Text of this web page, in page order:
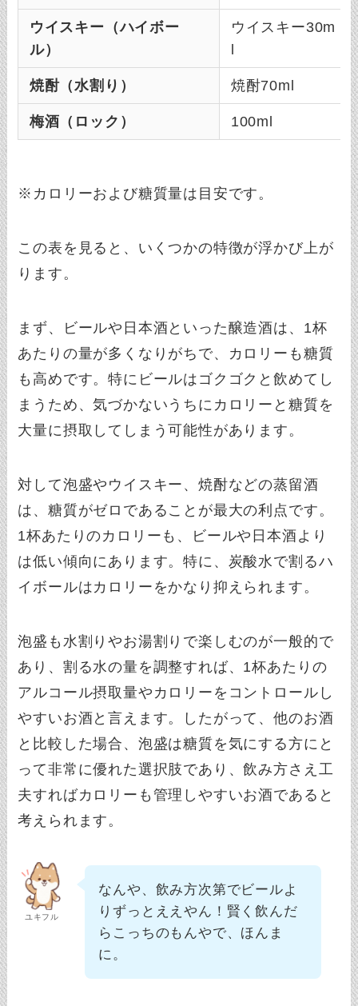
ウイスキー（ハイボー
ル）
ウイスキー30m
l
焼酎（水割り） 焼酎70ml
梅酒（ロック） 100ml
※カロリーおよび糖質量は目安です。
この表を見ると、いくつかの特徴が浮かび上が
ります。
まず、ビールや日本酒といった醸造酒は、1杯
あたりの量が多くなりがちで、カロリーも糖質
も高めです。特にビールはゴクゴクと飲めてし
まうため、気づかないうちにカロリーと糖質を
大量に摂取してしまう可能性があります。
対して泡盛やウイスキー、焼酎などの蒸留酒
は、糖質がゼロであることが最大の利点です。
1杯あたりのカロリーも、ビールや日本酒より
は低い傾向にあります。特に、炭酸水で割るハ
イボールはカロリーをかなり抑えられます。
泡盛も水割りやお湯割りで楽しむのが一般的で
あり、割る水の量を調整すれば、1杯あたりの
アルコール摂取量やカロリーをコントロールし
やすいお酒と言えます。したがって、他のお酒
と比較した場合、泡盛は糖質を気にする方にと
って非常に優れた選択肢であり、飲み方さえ工
夫すればカロリーも管理しやすいお酒であると
考えられます。
ユキフル
なんや、飲み方次第でビールよ
りずっとええやん！賢く飲んだ
らこっちのもんやで、ほんま
に。